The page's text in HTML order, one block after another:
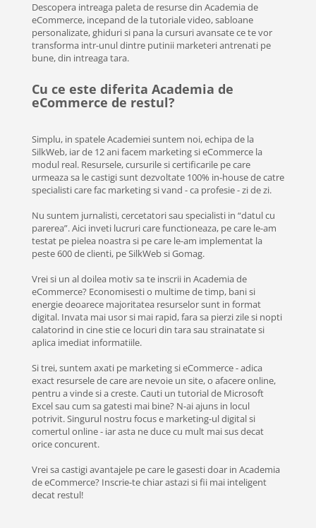
Descopera intreaga paleta de resurse din Academia de
eCommerce, incepand de la tutoriale video, sabloane
personalizate, ghiduri si pana la cursuri avansate ce te vor
transforma intr-unul dintre putinii marketeri antrenati pe
bune, din intreaga tara.
Cu ce este diferita Academia de
eCommerce de restul?
Simplu, in spatele Academiei suntem noi, echipa de la
SilkWeb, iar de 12 ani facem marketing si eCommerce la
modul real. Resursele, cursurile si certificarile pe care
urmeaza sa le castigi sunt dezvoltate 100% in-house de catre
specialisti care fac marketing si vand - ca profesie - zi de zi.
Nu suntem jurnalisti, cercetatori sau specialisti in “datul cu
parerea”. Aici inveti lucruri care functioneaza, pe care le-am
testat pe pielea noastra si pe care le-am implementat la
peste 600 de clienti, pe SilkWeb si Gomag.
Vrei si un al doilea motiv sa te inscrii in Academia de
eCommerce? Economisesti o multime de timp, bani si
energie deoarece majoritatea resurselor sunt in format
digital. Invata mai usor si mai rapid, fara sa pierzi zile si nopti
calatorind in cine stie ce locuri din tara sau strainatate si
aplica imediat informatiile.
Si trei, suntem axati pe marketing si eCommerce - adica
exact resursele de care are nevoie un site, o afacere online,
pentru a vinde si a creste. Cauti un tutorial de Microsoft
Excel sau cum sa gatesti mai bine? N-ai ajuns in locul
potrivit. Singurul nostru focus e marketing-ul digital si
comertul online - iar asta ne duce cu mult mai sus decat
orice concurent.
Vrei sa castigi avantajele pe care le gasesti doar in Academia
de eCommerce? Inscrie-te chiar astazi si fii mai inteligent
decat restul!